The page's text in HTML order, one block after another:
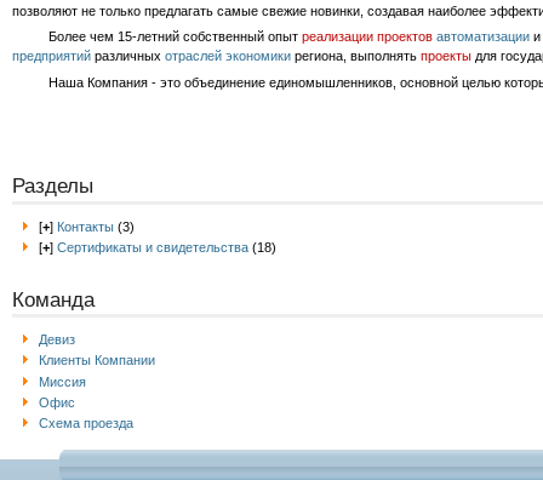
позволяют не только предлагать самые свежие новинки, создавая наиболее
Более чем 15-летний собственный опыт реализации проектов автоматизациии
предприятийразличных отраслей экономикирегиона, выполнять проектыдля
Наша Компания - это объединение единомышленников, основной целью
Разделы
[+] Контакты (3)
[+] Сертификаты и свидетельства (18)
Команда
Девиз
Клиенты Компании
Миссия
Офис
Схема проезда